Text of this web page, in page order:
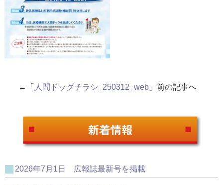
←「 人間ドッグチラシ_250312_web」前の記事へ
2026年7月1日 広報誌最新号を掲載